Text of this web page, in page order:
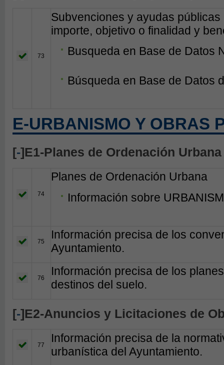
73
Subvenciones y ayudas
importe, objetivo o finalidad y
Busqueda en Base de Datos
Búsqueda en Base de Datos
E-URBANISMO Y OBRAS
[-]E1-Planes de Ordenación
74
Planes de Ordenación Urbana
Información sobre
75
Información precisa de los
Ayuntamiento.
76
Información precisa de los
destinos del suelo.
[-]E2-Anuncios y Licitaciones de
77
Información precisa de la
urbanística del Ayuntamiento.